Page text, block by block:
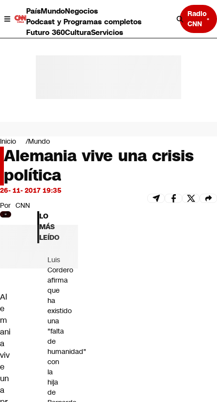
PaísMundoNegocios
Podcast y Programas completos
Futuro 360CulturaServicios
Radio
CNN
Negocios
Deportes
Programas completos
Cultura
Servicios
Bits
CNN Data
CNN tiempo
Futuro 360
Inicio Mundo
Alemania vive una crisis
política
26- 11- 2017 19:35
Por CNN
Al
e
m
ani
a
viv
e
un
a
LO
MÁS
LEÍDO
Luis
Cordero
afirma
que
ha
existido
una
"falta
de
humanidad"
con
la
hija
de